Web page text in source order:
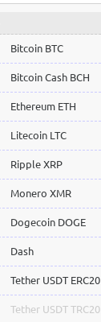
Bitcoin BTC
Bitcoin Cash BCH
Ethereum ETH
Litecoin LTC
Ripple XRP
Monero XMR
Dogecoin DOGE
Dash
Tether USDT ERC20
Tether USDT TRC20